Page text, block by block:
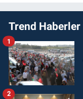
Trend Haberler
1
2